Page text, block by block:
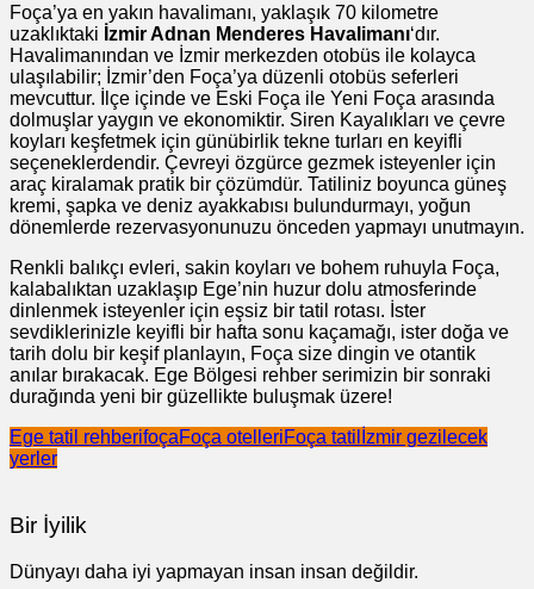
Foça’ya en yakın havalimanı, yaklaşık 70 kilometre
uzaklıktaki İzmir Adnan Menderes Havalimanı‘dır.
Havalimanından ve İzmir merkezden otobüs ile kolayca
ulaşılabilir; İzmir’den Foça’ya düzenli otobüs seferleri
mevcuttur. İlçe içinde ve Eski Foça ile Yeni Foça arasında
dolmuşlar yaygın ve ekonomiktir. Siren Kayalıkları ve çevre
koyları keşfetmek için günübirlik tekne turları en keyifli
seçeneklerdendir. Çevreyi özgürce gezmek isteyenler için
araç kiralamak pratik bir çözümdür. Tatiliniz boyunca güneş
kremi, şapka ve deniz ayakkabısı bulundurmayı, yoğun
dönemlerde rezervasyonunuzu önceden yapmayı unutmayın.
Renkli balıkçı evleri, sakin koyları ve bohem ruhuyla Foça,
kalabalıktan uzaklaşıp Ege’nin huzur dolu atmosferinde
dinlenmek isteyenler için eşsiz bir tatil rotası. İster
sevdiklerinizle keyifli bir hafta sonu kaçamağı, ister doğa ve
tarih dolu bir keşif planlayın, Foça size dingin ve otantik
anılar bırakacak. Ege Bölgesi rehber serimizin bir sonraki
durağında yeni bir güzellikte buluşmak üzere!
Ege tatil rehberifoçaFoça otelleriFoça tatil İzmir gezilecek
yerler
Bir İyilik
Dünyayı daha iyi yapmayan insan insan değildir.